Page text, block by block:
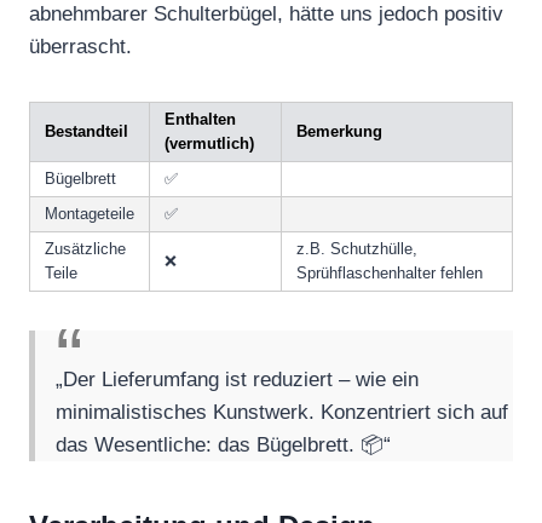
abnehmbarer Schulterbügel, hätte uns jedoch positiv
überrascht.
Bestandteil
Enthalten
(vermutlich)
Bemerkung
Bügelbrett
✅
Montageteile
✅
Zusätzliche
Teile
❌
z.B. Schutzhülle,
Sprühflaschenhalter fehlen
„Der Lieferumfang ist reduziert – wie ein
minimalistisches Kunstwerk. Konzentriert sich auf
das Wesentliche: das Bügelbrett. 📦“